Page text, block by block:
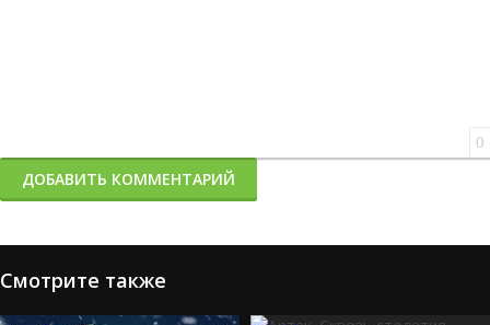
0
ДОБАВИТЬ КОММЕНТАРИЙ
Смотрите также